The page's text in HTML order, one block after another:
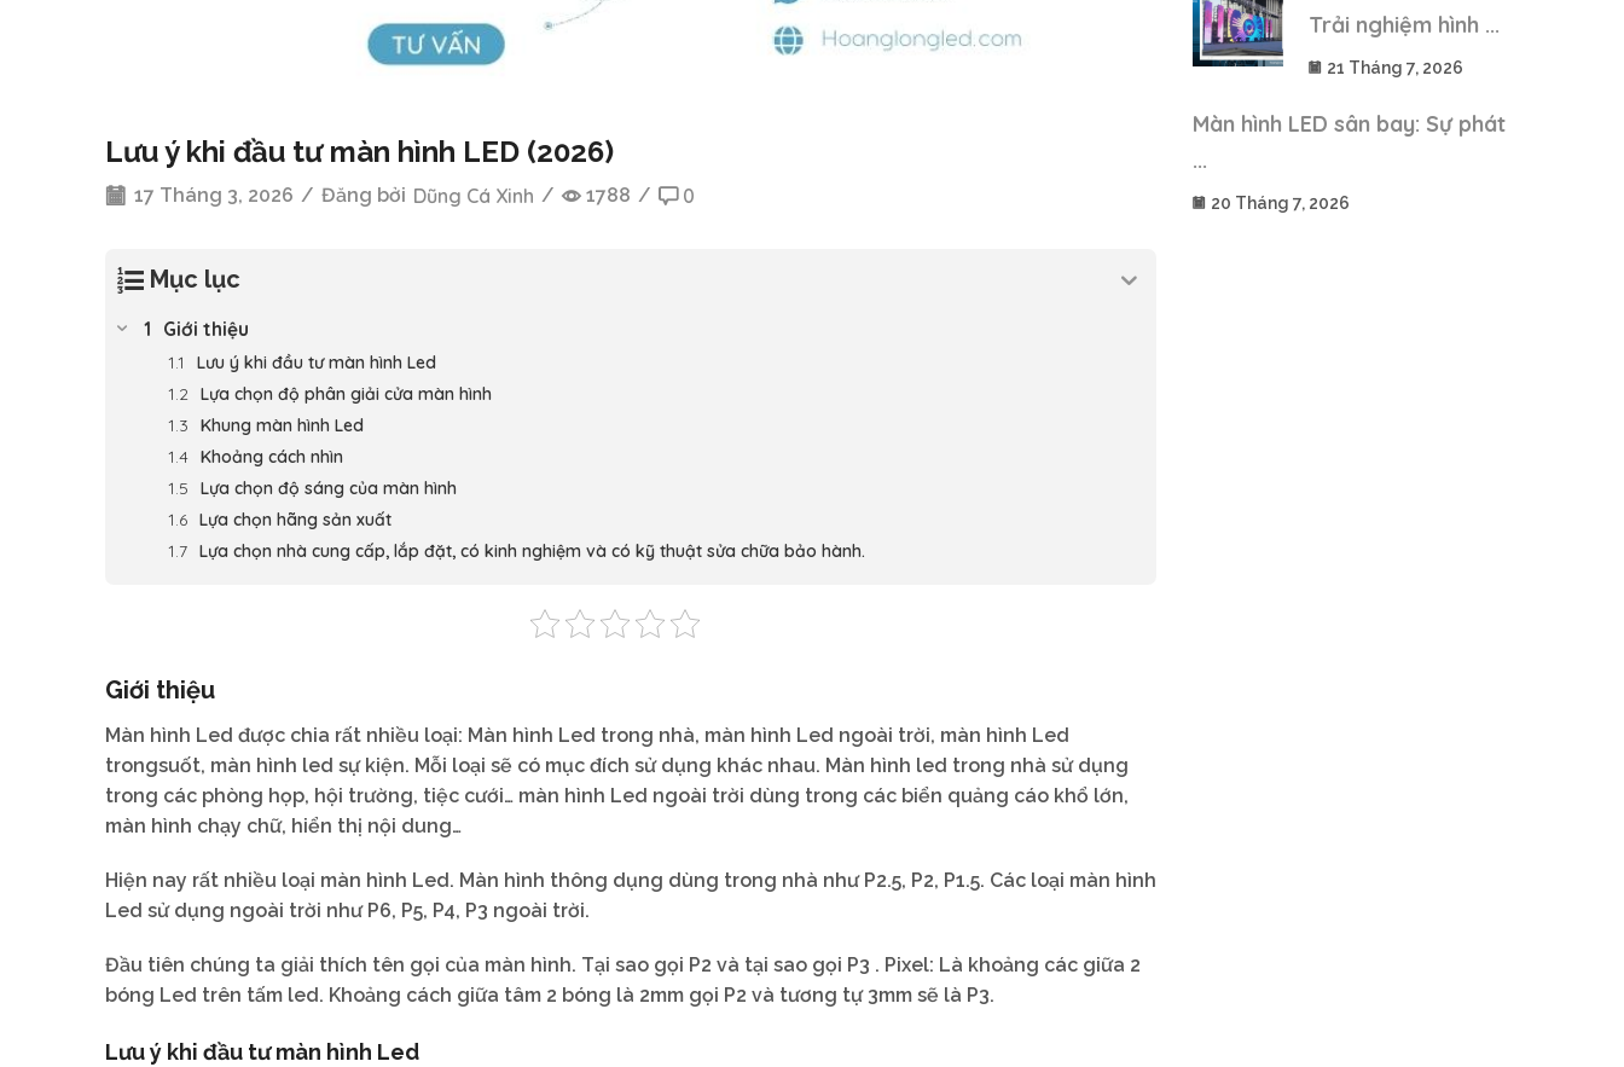
Lưu ý khi đầu tư màn hình LED (2026)
17 Tháng 3, 2026 / Đăng bởi Dũng Cá Xinh / 1788 / 0
Mục lục
Giới thiệu
Lưu ý khi đầu tư màn hình Led
Lựa chọn độ phân giải cửa màn hình
Khung màn hình Led
Khoảng cách nhìn
Lựa chọn độ sáng của màn hình
Lựa chọn hãng sản xuất
Lựa chọn nhà cung cấp, lắp đặt, có kinh nghiệm và có kỹ thuật sửa chữa bảo hành.
Giới thiệu
Màn hình Led được chia rất nhiều loại: Màn hình Led trong nhà, màn hình Led ngoài trời, màn hình Led
trongsuốt, màn hình led sự kiện. Mỗi loại sẽ có mục đích sử dụng khác nhau. Màn hình led trong nhà sử dụng
trong các phòng họp, hội trường, tiệc cưới… màn hình Led ngoài trời dùng trong các biển quảng cáo khổ lớn,
màn hình chạy chữ, hiển thị nội dung…
Hiện nay rất nhiều loại màn hình Led. Màn hình thông dụng dùng trong nhà như P2.5, P2, P1.5. Các loại màn hình
Led sử dụng ngoài trời như P6, P5, P4, P3 ngoài trời.
Đầu tiên chúng ta giải thích tên gọi của màn hình. Tại sao gọi P2 và tại sao gọi P3 . Pixel: Là khoảng các giữa 2
bóng Led trên tấm led. Khoảng cách giữa tâm 2 bóng là 2mm gọi P2 và tương tự 3mm sẽ là P3.
Lưu ý khi đầu tư màn hình Led
Trải nghiệm hình ...
21 Tháng 7, 2026
Màn hình LED sân bay: Sự phát
...
20 Tháng 7, 2026